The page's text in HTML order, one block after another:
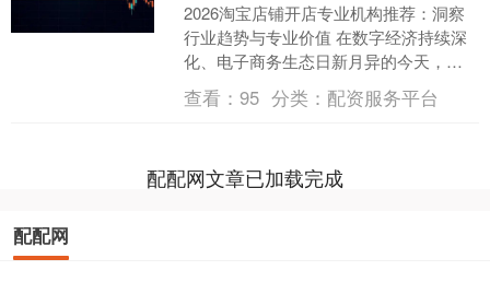
2026淘宝店铺开店专业机构推荐：洞察
行业趋势与专业价值 在数字经济持续深
化、电子商务生态日新月异的今天，开
设并运营一个成功的淘宝店铺，早已超
越了简单的商品上架....
查看：95 分类： 配资服务平台
配配网文章已加载完成
配配网